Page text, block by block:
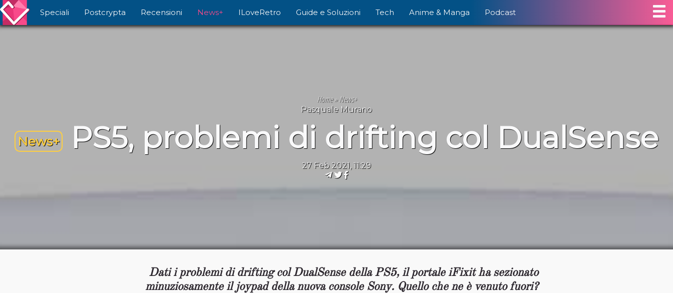
Speciali Postcrypta Recensioni News+ ILoveRetro Guide e Soluzioni Tech Anime & Manga Podcast
Home»News+
Pasquale Murano
News+ PS5, problemi di drifting col DualSense
27 Feb 2021, 11:29
Dati i problemi di drifting col DualSense della PS5, il portale iFixit ha sezionato
minuziosamente il joypad della nuova console Sony. Quello che ne è venuto fuori?